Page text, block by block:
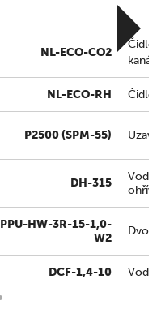
NL-ECO-CO2
Čidlo
NL-ECO-RH Čidlo
P2500 (SPM-55)
DH-315
Vodní
PPU-HW-3R-15-1,0-
W2
DCF-1,4-10 Vodní